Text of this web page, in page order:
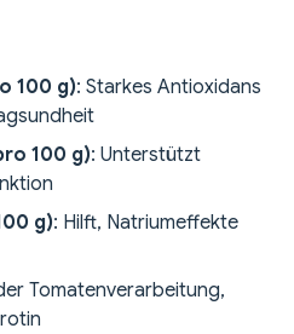
100 g): Starkes Antioxidans
100 g): Unterstützt
g): Hilft, Natriumeffekte
Tomatenverarbeitung,